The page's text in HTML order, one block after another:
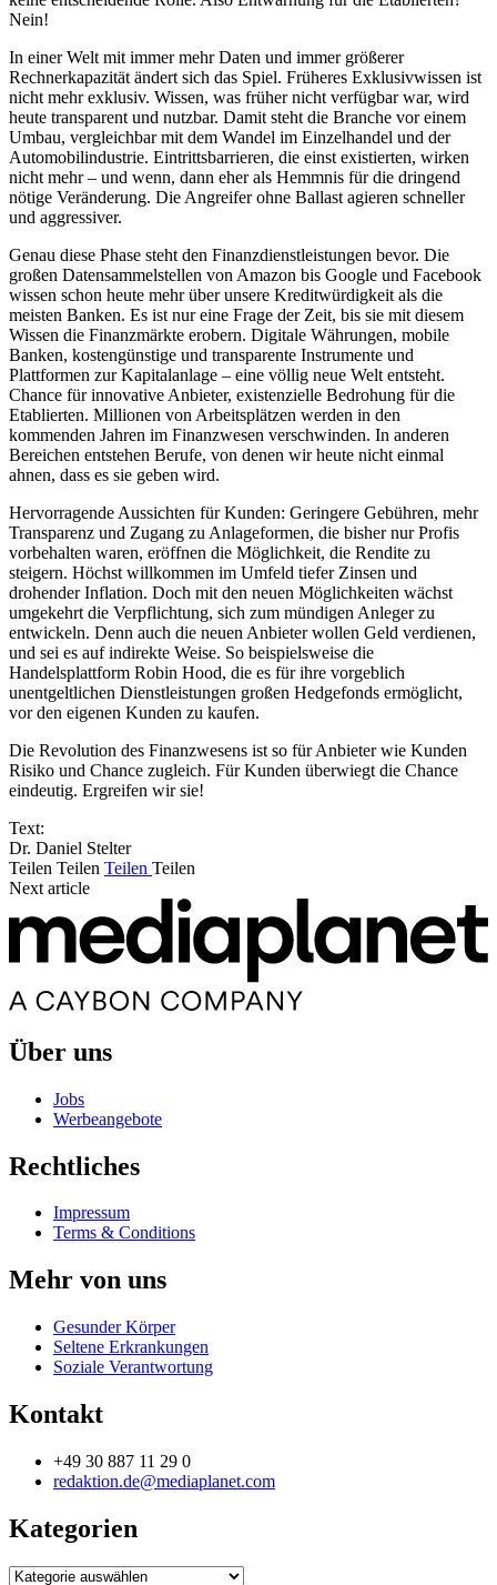
Nein!
In einer Welt mit immer mehr Daten und immer größerer
Rechnerkapazität ändert sich das Spiel. Früheres Exklusivwissen ist
nicht mehr exklusiv. Wissen, was früher nicht verfügbar war, wird
heute transparent und nutzbar. Damit steht die Branche vor einem
Umbau, vergleichbar mit dem Wandel im Einzelhandel und der
Automobilindustrie. Eintrittsbarrieren, die einst existierten, wirken
nicht mehr – und wenn, dann eher als Hemmnis für die dringend
nötige Veränderung. Die Angreifer ohne Ballast agieren schneller
und aggressiver.
Genau diese Phase steht den Finanzdienstleistungen bevor. Die
großen Datensammelstellen von Amazon bis Google und Facebook
wissen schon heute mehr über unsere Kreditwürdigkeit als die
meisten Banken. Es ist nur eine Frage der Zeit, bis sie mit diesem
Wissen die Finanzmärkte erobern. Digitale Währungen, mobile
Banken, kostengünstige und transparente Instrumente und
Plattformen zur Kapitalanlage – eine völlig neue Welt entsteht.
Chance für innovative Anbieter, existenzielle Bedrohung für die
Etablierten. Millionen von Arbeitsplätzen werden in den
kommenden Jahren im Finanzwesen verschwinden. In anderen
Bereichen entstehen Berufe, von denen wir heute nicht einmal
ahnen, dass es sie geben wird.
Hervorragende Aussichten für Kunden: Geringere Gebühren, mehr
Transparenz und Zugang zu Anlageformen, die bisher nur Profis
vorbehalten waren, eröffnen die Möglichkeit, die Rendite zu
steigern. Höchst willkommen im Umfeld tiefer Zinsen und
drohender Inflation. Doch mit den neuen Möglichkeiten wächst
umgekehrt die Verpflichtung, sich zum mündigen Anleger zu
entwickeln. Denn auch die neuen Anbieter wollen Geld verdienen,
und sei es auf indirekte Weise. So beispielsweise die
Handelsplattform Robin Hood, die es für ihre vorgeblich
unentgeltlichen Dienstleistungen großen Hedgefonds ermöglicht,
vor den eigenen Kunden zu kaufen.
Die Revolution des Finanzwesens ist so für Anbieter wie Kunden
Risiko und Chance zugleich. Für Kunden überwiegt die Chance
eindeutig. Ergreifen wir sie!
Text:
Dr. Daniel Stelter
Teilen Teilen Teilen Teilen
Next article
Über uns
Jobs
Werbeangebote
Rechtliches
Impressum
Terms & Conditions
Mehr von uns
Gesunder Körper
Seltene Erkrankungen
Soziale Verantwortung
Kontakt
+49 30 887 11 29 0
redaktion.de@mediaplanet.com
Kategorien
Kategorien